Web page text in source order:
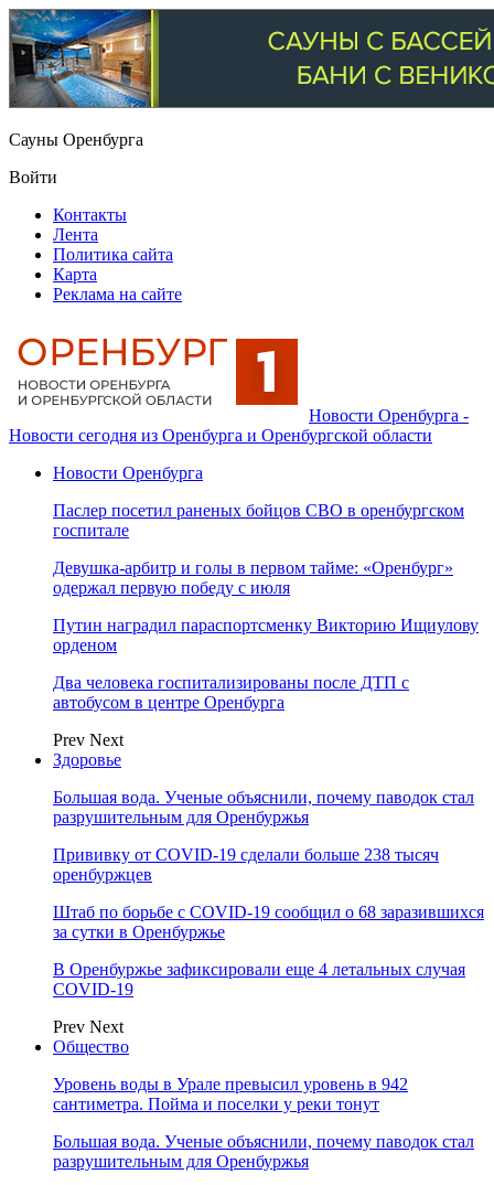
Сауны Оренбурга
Войти
Контакты
Лента
Политика сайта
Карта
Реклама на сайте
Новости Оренбурга -
Новости сегодня из Оренбурга и Оренбургской области
Новости Оренбурга
Паслер посетил раненых бойцов СВО в оренбургском
госпитале
Девушка-арбитр и голы в первом тайме: «Оренбург»
одержал первую победу с июля
Путин наградил параспортсменку Викторию Ищиулову
орденом
Два человека госпитализированы после ДТП с
автобусом в центре Оренбурга
Prev Next
Здоровье
Большая вода. Ученые объяснили, почему паводок стал
разрушительным для Оренбуржья
Прививку от COVID-19 сделали больше 238 тысяч
оренбуржцев
Штаб по борьбе с СOVID-19 сообщил о 68 заразившихся
за сутки в Оренбуржье
В Оренбуржье зафиксировали еще 4 летальных случая
COVID-19
Prev Next
Общество
Уровень воды в Урале превысил уровень в 942
сантиметра. Пойма и поселки у реки тонут
Большая вода. Ученые объяснили, почему паводок стал
разрушительным для Оренбуржья